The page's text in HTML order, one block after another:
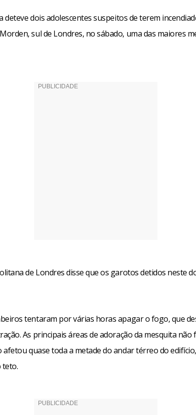
deteve dois adolescentes suspeitos de terem
sul de Londres, no sábado, uma das maiores
de Londres disse que os garotos detidos neste
tentaram por várias horas apagar o fogo, que
As principais áreas de adoração da mesquita não
afetou quase toda a metade do andar térreo do
teto.